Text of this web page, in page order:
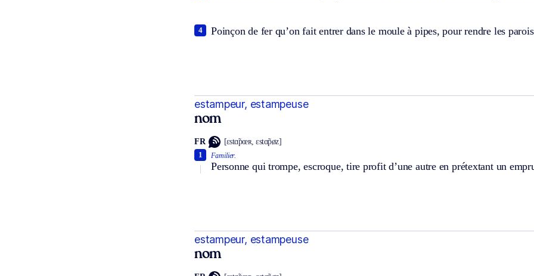
Poinçon de fer qu’on fait entrer dans le moule à pipes, pour rendre les
4
estampeur, estampeuse
nom
FR [ɛstɑ̃pœʀ, ɛstɑ̃pøz]
Familier.
Personne qui trompe, escroque, tire profit d’une autre en prétextant un
1
estampeur, estampeuse
nom